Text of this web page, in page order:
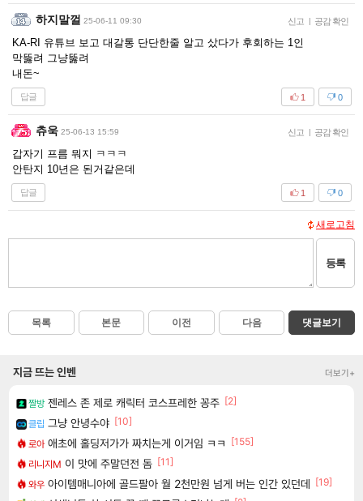
하지말껄 25-06-11 09:30 신고 공감 확인
KA-RI 유튜브 보고 대갈통 단단한줄 알고 샀다가 후회하는 1인
막뚫려 그냥뚫려
내돈~
답글 0
1
츄욱 25-06-13 15:59 신고 공감 확인
갑자기 프름 뭐지 ㅋㅋㅋ
안탄지 10년은 된거같은데
답글 0
1
새로고침
등록
목록 본문 이전 다음 댓글보기
지금 뜨는 인벤 더보기+
짤방 젠레스 존 제로 캐릭터 코스프레한 꽁주 [2]
클립 그냥 안녕수야 [10]
로아 애초에 홀딩저가가 짜치는게 이거임 ㅋㅋ
[155]
리니지M 이 맛에 주말던전 돔 [11]
와우 아이템매니아에 골드팔아 월 2천만원 넘게 버는 인간 있던데 [19]